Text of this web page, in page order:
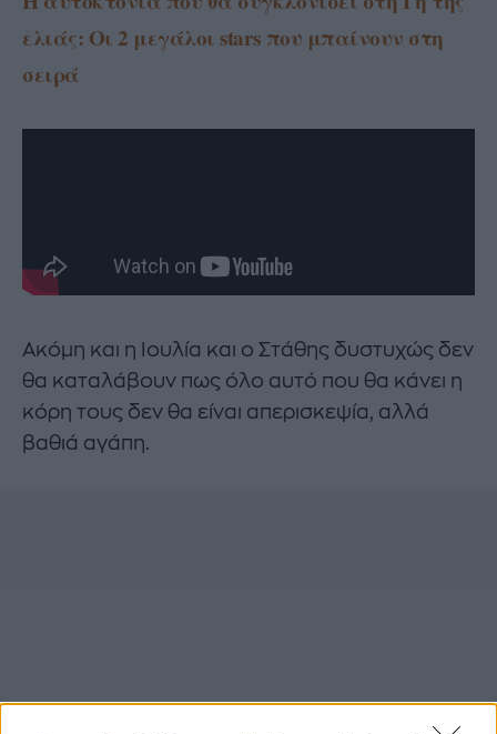
ελιάς: Οι 2 μεγάλοι stars που μπαίνουν στη
σειρά
Ακόμη και η Ιουλία και ο Στάθης δυστυχώς δεν
θα καταλάβουν πως όλο αυτό που θα κάνει η
κόρη τους δεν θα είναι απερισκεψία, αλλά
βαθιά αγάπη.